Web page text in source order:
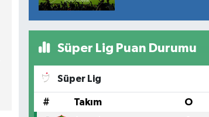
Süper Lig Puan Durumu
Süper Lig
# Takım O